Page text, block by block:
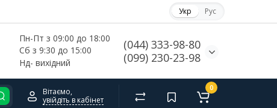
Укр Рус
Пн-Пт з 09:00 до 18:00
Сб з 9:30 до 15:00
Нд- вихідний
(044) 333-98-80
(099) 230-23-98
Вітаємо,
увійдіть в кабінет
0